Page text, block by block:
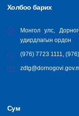
Холбоо барих
Монгол улс,
удирдлагын ордон
(976) 7723 1111,
Сум